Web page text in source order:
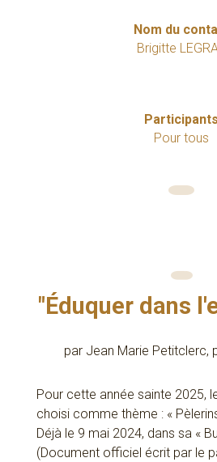
Nom du
Brigitte
Participants
Pour tous
"Éduquer dans
par Jean Marie Petitclerc,
Pour cette année sainte 2025,
choisi comme thème : «
Déjà le 9 mai 2024, dans sa «
(Document officiel écrit par le